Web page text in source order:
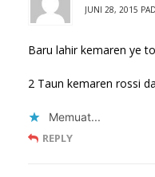
JUNI 28, 2015
Baru lahir kemaren ye
2 Taun kemaren rossi
Memuat...
REPLY